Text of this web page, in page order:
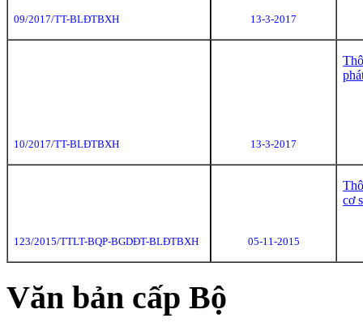
09/2017/TT-BLĐTBXH 13-3-2017
10/2017/TT-BLĐTBXH 13-3-2017
123/2015/TTLT-BQP-BGDĐT-BLĐTBXH 05-11-2015
cơ
Văn bản cấp Bộ